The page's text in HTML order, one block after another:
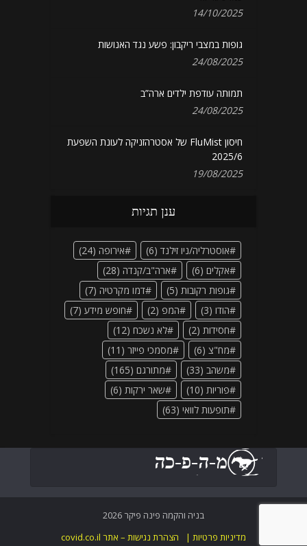
14/10/2025
גופות במצבי ריקבון: פשע נגד האנושות
24/08/2025
תמותה עודפת ילדים ארה”ב
24/08/2025
חיסון FluMist של אסטרהזניקה לעונת השפעת
2025/6
19/08/2025
ענן תגיות
אוסטרליה/ניו זילנד (6) אירופה (24)
אקלים (6) ארה"ב/קנדה (28)
גופות רקובות (5) דמו מקרטיה (7)
הודו (3) המפ (2) חופש מידע (7)
חסידות (2) לא נשכח (12)
מח"צ (6) מסמכי פייזר (11)
משהב (33) מתורגם (165)
פוריות (10) שאר ירקות (6)
תופעות לוואי (63)
בניה והקמה פינה פיקר 2026
מדיניות פרטיות |
הצהרת נגישות – אתר covid.co.il